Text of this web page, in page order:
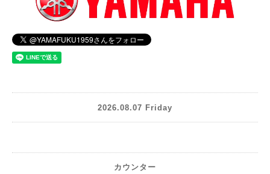
2026.08.07 Friday
カウンター